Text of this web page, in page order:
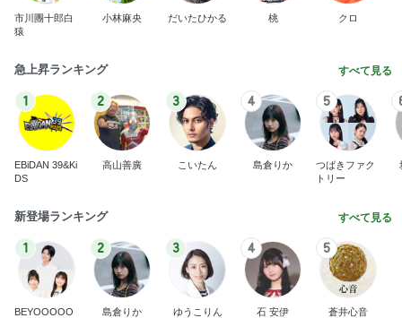
市川團十郎白
猿
小林麻央 だいたひかる 桃 クロ
急上昇ランキング すべて見る
1
EBiDAN 39&Ki
DS
2
高山善廣
3
こいたん
4
島倉りか
5
つばきファク
トリー
新登場ランキング すべて見る
1
BEYOOOOO
2
島倉りか
3
ゆうこりん
4
石 安伊
5
蒼井心音